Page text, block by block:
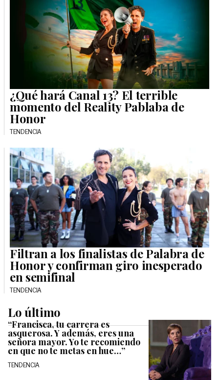
¿Qué hará Canal 13? El terrible
momento del Reality Pablaba de
Honor
TENDENCIA
Filtran a los finalistas de Palabra de
Honor y confirman giro inesperado
en semifinal
TENDENCIA
Lo último
“Francisca, tu carrera es
asquerosa. Y además, eres una
señora mayor. Yo te recomiendo
en que no te metas en hue…”
TENDENCIA